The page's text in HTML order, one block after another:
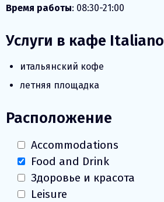
Время работы: 08:30-21:00
Услуги в кафе Italiano
итальянский кофе
летняя площадка
Расположение
Accommodations
Food and Drink
Здоровье и красота
Leisure